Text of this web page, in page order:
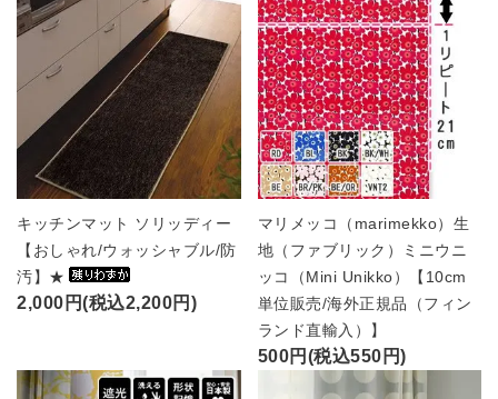
キッチンマット ソリッディー
【おしゃれ/ウォッシャブル/防
汚】★
2,000円(税込2,200円)
マリメッコ（marimekko）生
地（ファブリック）ミニウニ
ッコ（Mini Unikko）【10cm
単位販売/海外正規品（フィン
ランド直輸入）】
500円(税込550円)